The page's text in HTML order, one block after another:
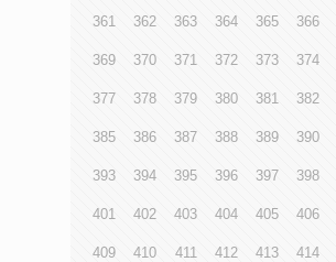
361 362 363 364 365 366
369 370 371 372 373 374
377 378 379 380 381 382
385 386 387 388 389 390
393 394 395 396 397 398
401 402 403 404 405 406
409 410 411 412 413 414